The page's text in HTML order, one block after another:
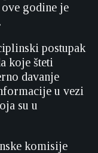
godine je
postupak
koje šteti
davanje
u vezi
su u
komisije